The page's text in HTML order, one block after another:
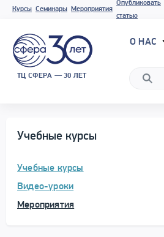
Курсы Семинары Мероприятия
Опубликовать
статью
ТЦ СФЕРА — 30 ЛЕТ
О НАС
Учебные курсы
Учебные курсы
Видео-уроки
Мероприятия